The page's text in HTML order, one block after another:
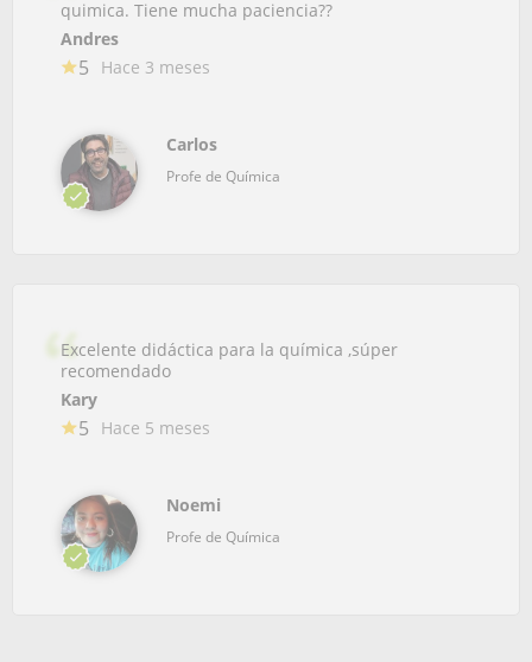
quimica. Tiene mucha paciencia??
Andres
5 Hace 3 meses
Carlos
Profe de Química
Excelente didáctica para la química ,súper
recomendado
Kary
5 Hace 5 meses
Noemi
Profe de Química